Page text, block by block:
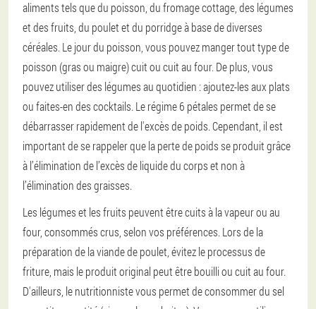
aliments tels que du poisson, du fromage cottage, des légumes
et des fruits, du poulet et du porridge à base de diverses
céréales. Le jour du poisson, vous pouvez manger tout type de
poisson (gras ou maigre) cuit ou cuit au four. De plus, vous
pouvez utiliser des légumes au quotidien : ajoutez-les aux plats
ou faites-en des cocktails. Le régime 6 pétales permet de se
débarrasser rapidement de l'excès de poids. Cependant, il est
important de se rappeler que la perte de poids se produit grâce
à l’élimination de l’excès de liquide du corps et non à
l’élimination des graisses.
Les légumes et les fruits peuvent être cuits à la vapeur ou au
four, consommés crus, selon vos préférences. Lors de la
préparation de la viande de poulet, évitez le processus de
friture, mais le produit original peut être bouilli ou cuit au four.
D'ailleurs, le nutritionniste vous permet de consommer du sel